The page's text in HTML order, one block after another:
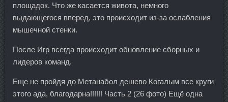
площадок. Что же касается живота, немного
выдающегося вперед, это происходит из-за ослабления
мышечной стенки.
После Игр всегда происходит обновление сборных и
лидеров команд.
Еще не пройдя до Метанабол дешево Когалым все круги
этого ада, благодарна!!!!!! Часть 2 (26 фото) Ещё одна